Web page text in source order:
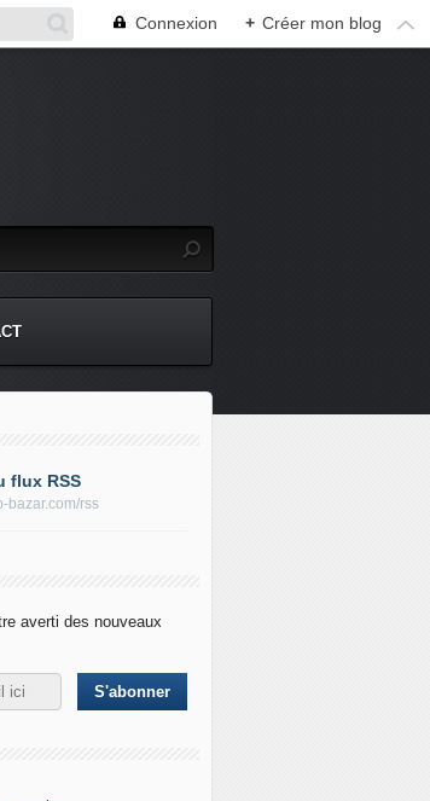
Connexion + Créer mon blog
flux RSS
bazar.com/rss
averti des nouveaux